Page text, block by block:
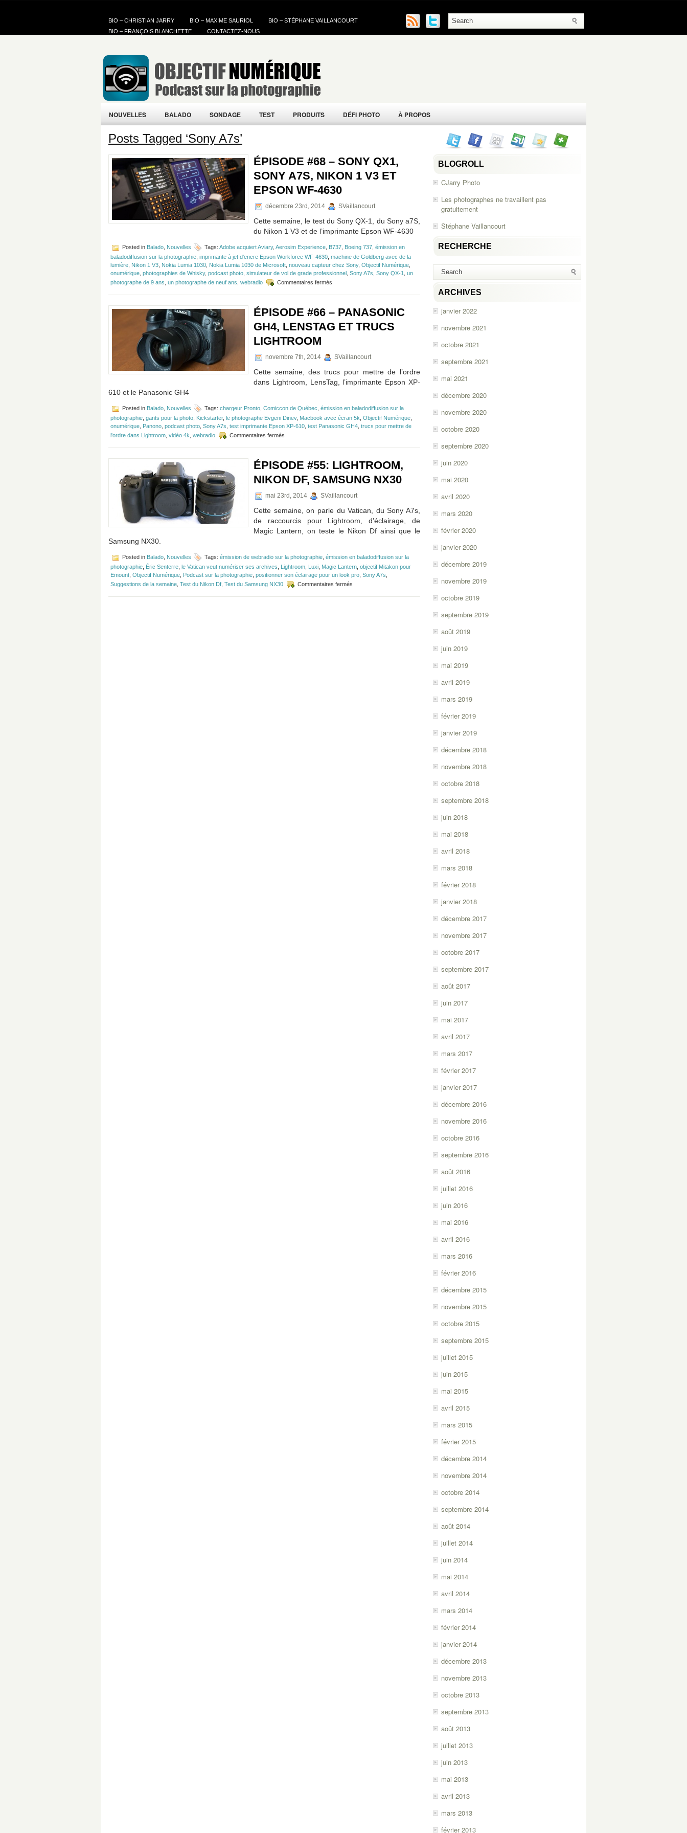
BIO – CHRISTIAN JARRY BIO – MAXIME SAURIOL
BIO – STÉPHANE VAILLANCOURT
BIO – FRANÇOIS BLANCHETTE
CONTACTEZ-NOUS
NOUVELLES BALADO SONDAGE TEST PRODUITS DÉFI PHOTO À PROPOS
Posts Tagged ‘Sony A7s’
ÉPISODE #68 – SONY QX1,
SONY A7S, NIKON 1 V3 ET
EPSON WF-4630
décembre 23rd, 2014 SVaillancourt
Cette semaine, le test du Sony QX-1, du Sony a7S,
du Nikon 1 V3 et de l’imprimante Epson WF-4630
Posted in Balado Nouvelles Tags: Adobe acquiert Aviary, Aerosim Experience B737 Boeing 737 émission en
baladodiffusion sur la photographie imprimante à jet d'encre Epson Workforce WF-4630 machine de Goldberg avec de la
lumière Nikon 1 V3 Nokia Lumia 1030 Nokia Lumia 1030 de Microsoft nouveau capteur chez Sony, Objectif Numérique
onumérique photographies de Whisky, podcast photo simulateur de vol de grade professionnel Sony A7s Sony QX-1
un
photographe de 9 ans un photographe de neuf ans webradio Commentaires fermés
#68
Sony
QX1,
Sony
et
Epson
WF-
ÉPISODE #66 – PANASONIC
GH4, LENSTAG ET TRUCS
LIGHTROOM
novembre 7th, 2014 SVaillancourt
Cette semaine, des trucs pour mettre de l’ordre
dans Lightroom, LensTag, l’imprimante Epson XP-
610 et le Panasonic GH4
Posted in Balado Nouvelles Tags: chargeur Pronto Comiccon de Québec émission en baladodiffusion sur la
photographie gants pour la photo Kickstarter, le photographe Evgeni Dinev, Macbook avec écran 5k Objectif Numérique
onumérique Panono podcast photo Sony A7s test imprimante Epson XP-610 test Panasonic GH4 trucs pour mettre de
l'ordre dans Lightroom vidéo 4k webradio Commentaires fermés
#66
Panasonic
GH4,
LensTag
trucs
Lightroom
ÉPISODE #55: LIGHTROOM,
NIKON DF, SAMSUNG NX30
mai 23rd, 2014 SVaillancourt
Cette semaine, on parle du Vatican, du Sony A7s,
de raccourcis pour Lightroom, d’éclairage, de
Magic Lantern, on teste le Nikon Df ainsi que le
Samsung NX30.
Posted in Balado Nouvelles Tags: émission de webradio sur la photographie émission en baladodiffusion sur la
photographie Éric Senterre le Vatican veut numériser ses archives Lightroom Luxi Magic Lantern objectif Mitakon pour
Emount Objectif Numérique Podcast sur la photographie positionner son éclairage pour un look pro Sony A7s
Suggestions de la semaine Test du Nikon Df Test du Samsung NX30 Commentaires fermés
#55:
BLOGROLL
CJarry Photo
Les photographes ne travaillent pas
gratuitement
Stéphane Vaillancourt
RECHERCHE
ARCHIVES
janvier 2022
novembre 2021
octobre 2021
septembre 2021
mai 2021
décembre 2020
novembre 2020
octobre 2020
septembre 2020
juin 2020
mai 2020
avril 2020
mars 2020
février 2020
janvier 2020
décembre 2019
novembre 2019
octobre 2019
septembre 2019
août 2019
juin 2019
mai 2019
avril 2019
mars 2019
février 2019
janvier 2019
décembre 2018
novembre 2018
octobre 2018
septembre 2018
juin 2018
mai 2018
avril 2018
mars 2018
février 2018
janvier 2018
décembre 2017
novembre 2017
octobre 2017
septembre 2017
août 2017
juin 2017
mai 2017
avril 2017
mars 2017
février 2017
janvier 2017
décembre 2016
novembre 2016
octobre 2016
septembre 2016
août 2016
juillet 2016
juin 2016
mai 2016
avril 2016
mars 2016
février 2016
décembre 2015
novembre 2015
octobre 2015
septembre 2015
juillet 2015
juin 2015
mai 2015
avril 2015
mars 2015
février 2015
décembre 2014
novembre 2014
octobre 2014
septembre 2014
août 2014
juillet 2014
juin 2014
mai 2014
avril 2014
mars 2014
février 2014
janvier 2014
décembre 2013
novembre 2013
octobre 2013
septembre 2013
août 2013
juillet 2013
juin 2013
mai 2013
avril 2013
mars 2013
février 2013